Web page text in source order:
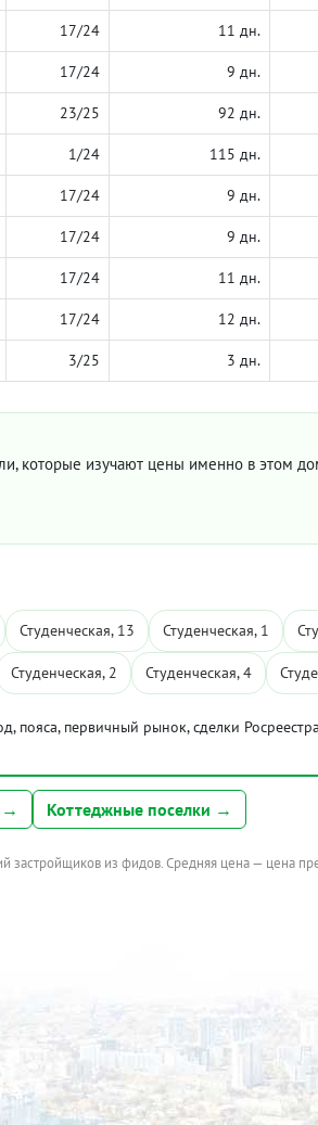
17/24 11 дн.
17/24 9 дн.
23/25 92 дн.
1/24 115 дн.
17/24 9 дн.
17/24 9 дн.
17/24 11 дн.
17/24 12 дн.
3/25 3 дн.
которые изучают цены именно в этом
Студенческая, 13 Студенческая, 1
Студенческая, 2 Студенческая, 4
пояса, первичный рынок, сделки
→ Коттеджные поселки →
застройщиков из фидов. Средняя цена — цена